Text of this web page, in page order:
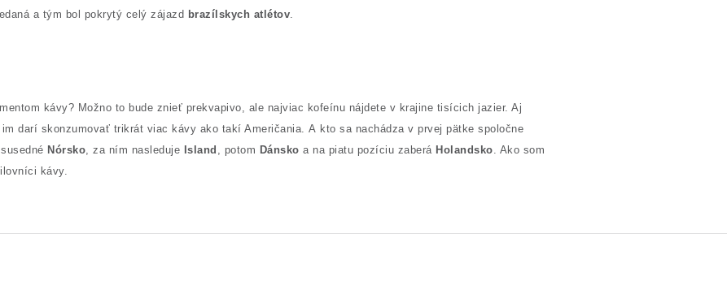
a tým bol pokrytý celý zájazd brazílskych atlétov.
kávy? Možno to bude znieť prekvapivo, ale najviac kofeínu nájdete v krajine tisícich jazier. Aj
darí skonzumovať trikrát viac kávy ako takí Američania. A kto sa nachádza v prvej pätke spoločne
Nórsko, za ním nasleduje Island , potom Dánsko a na piatu pozíciu zaberá Holandsko. Ako som
kávy.